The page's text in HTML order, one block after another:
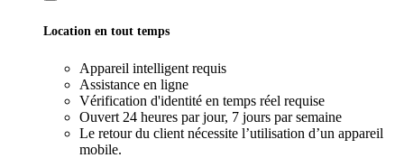
Location en tout temps
Appareil intelligent requis
Assistance en ligne
Vérification d'identité en temps réel requise
Ouvert 24 heures par jour, 7 jours par semaine
Le retour du client nécessite l’utilisation d’un appareil
mobile.